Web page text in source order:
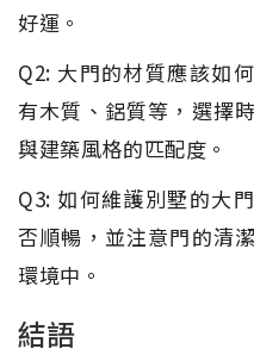
好運。
Q2: 大門的材質應該如
有木質、鋁質等，選擇
與建築風格的匹配度。
Q3: 如何維護別墅的大
否順暢，並注意門的清
環境中。
結語